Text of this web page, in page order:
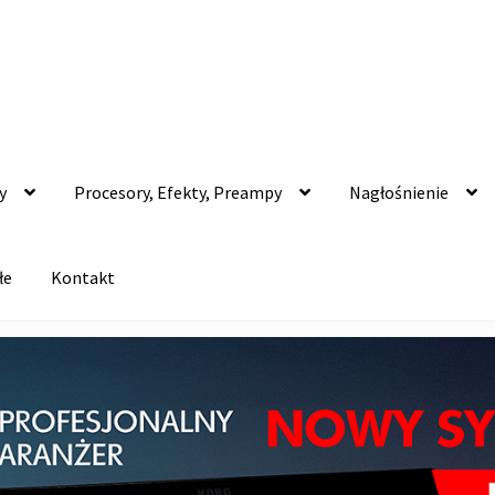
Procesory, Efekty, Preampy Nagłośnienie
Kontakt